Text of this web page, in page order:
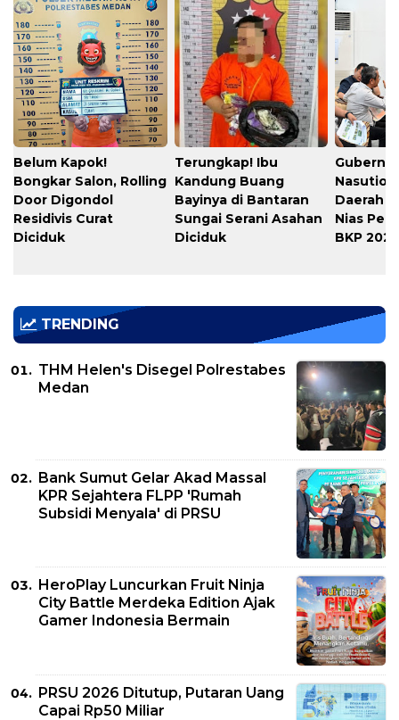
Belum Kapok!
Bongkar Salon, Rolling
Door Digondol
Residivis Curat
Diciduk
Terungkap! Ibu
Kandung Buang
Bayinya di Bantaran
Sungai Serani Asahan
Diciduk
Daerah
Nias
BKP
TRENDING
THM Helen's Disegel Polrestabes
Medan
Bank Sumut Gelar Akad Massal
KPR Sejahtera FLPP 'Rumah
Subsidi Menyala' di PRSU
HeroPlay Luncurkan Fruit Ninja
City Battle Merdeka Edition Ajak
Gamer Indonesia Bermain
PRSU 2026 Ditutup, Putaran Uang
Capai Rp50 Miliar